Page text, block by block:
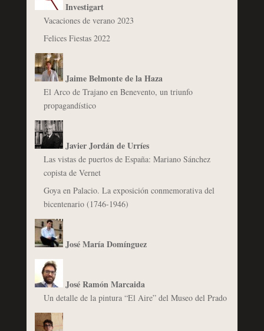
Investigart
Vacaciones de verano 2023
Felices Fiestas 2022
Jaime Belmonte de la Haza
El Arco de Trajano en Benevento, un triunfo
propagandístico
Javier Jordán de Urríes
Las vistas de puertos de España: Mariano Sánchez
copista de Vernet
Goya en Palacio. La exposición conmemorativa del
bicentenario (1746-1946)
José María Domínguez
José Ramón Marcaida
Un detalle de la pintura “El Aire” del Museo del Prado